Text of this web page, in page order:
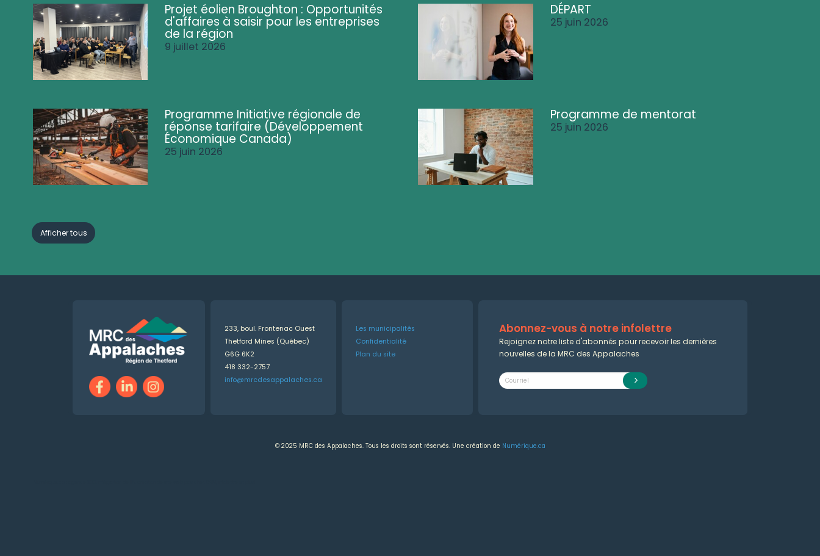
Projet éolien Broughton : Opportunités
d'affaires à saisir pour les entreprises
de la région
9 juillet 2026
DÉPART
25 juin 2026
Programme Initiative régionale de
réponse tarifaire (Développement
Économique Canada)
25 juin 2026
Programme de mentorat
25 juin 2026
Afficher tous
233, boul. Frontenac Ouest
Thetford Mines (Québec)
G6G 6K2
418 332-2757
info@mrcdesappalaches.ca
Les municipalités
Confidentialité
Plan du site
Abonnez-vous à notre infolettre
Rejoignez notre liste d'abonnés pour recevoir les dernières
nouvelles de la MRC des Appalaches
© 2025 MRC des Appalaches. Tous les droits sont réservés. Une création de Numérique.ca